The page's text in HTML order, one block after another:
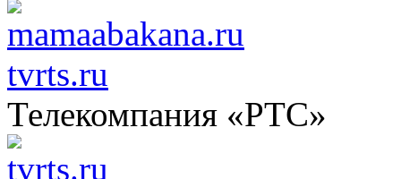
tvrts.ru
Телекомпания «РТС»